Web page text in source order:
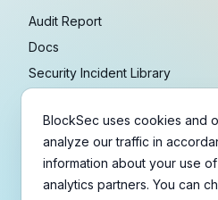
Audit Report
Docs
Security Incident Library
Research
Guides
Crypto Payment Playbook
BlockSec uses cookies and
analyze our traffic in
information about your use
analytics partners. You can